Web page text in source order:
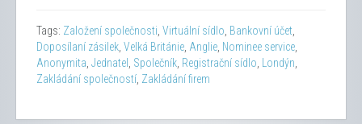
Tags: Založení společnosti, Virtuální sídlo, Bankovní účet,
Doposílaní zásilek, Velká Británie, Anglie, Nominee service,
Anonymita, Jednatel , Společník, Registrační sídlo, Londýn,
Zakládání společností, Zakládání firem